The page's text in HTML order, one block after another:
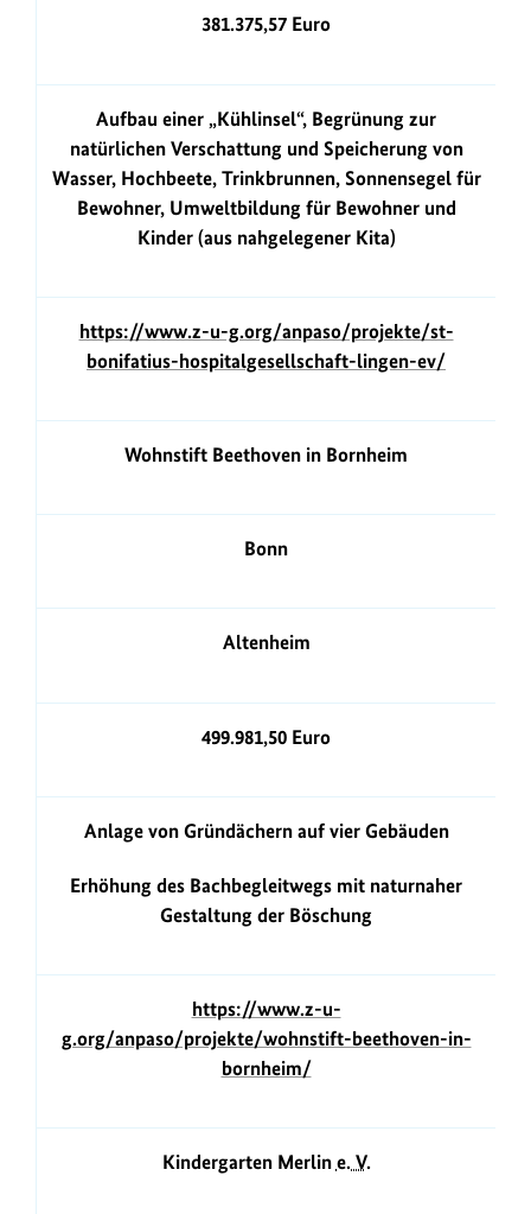
381.375,57 Euro
Aufbau einer „Kühlinsel“, Begrünung zur
natürlichen Verschattung und Speicherung von
Wasser, Hochbeete, Trinkbrunnen, Sonnensegel für
Bewohner, Umweltbildung für Bewohner und
Kinder (aus nahgelegener Kita)
https://www.z-u-g.org/anpaso/projekte/st-
bonifatius-hospitalgesellschaft-lingen-ev/
Wohnstift Beethoven in Bornheim
Bonn
Altenheim
499.981,50 Euro
Anlage von Gründächern auf vier Gebäuden
Erhöhung des Bachbegleitwegs mit naturnaher
Gestaltung der Böschung
https://www.z-u-
g.org/anpaso/projekte/wohnstift-beethoven-in-
bornheim/
Kindergarten Merlin e. V.